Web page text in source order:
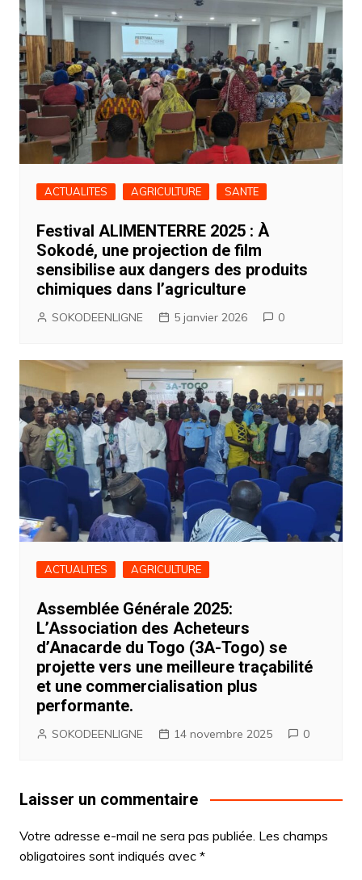
ACTUALITES AGRICULTURE SANTE
Festival ALIMENTERRE 2025 : À
Sokodé, une projection de film
sensibilise aux dangers des produits
chimiques dans l’agriculture
SOKODEENLIGNE 5 janvier 2026 0
ACTUALITES AGRICULTURE
Assemblée Générale 2025:
L’Association des Acheteurs
d’Anacarde du Togo (3A-Togo) se
projette vers une meilleure traçabilité
et une commercialisation plus
performante.
SOKODEENLIGNE 14 novembre 2025 0
Laisser un commentaire
Votre adresse e-mail ne sera pas publiée. Les champs
obligatoires sont indiqués avec *